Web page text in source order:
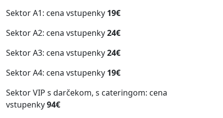
Sektor A1: cena vstupenky 19€
Sektor A2: cena vstupenky24€
Sektor A3: cena vstupenky24€
Sektor A4: cena vstupenky 19€
Sektor VIP s darčekom, s cateringom: cena
vstupenky94€